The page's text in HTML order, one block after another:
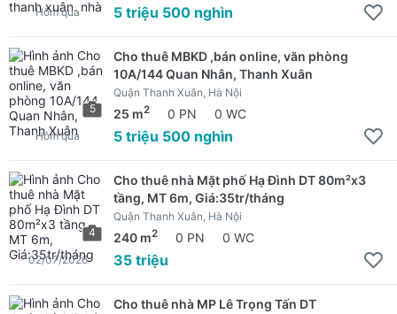
5 triệu 500 nghìn
Hôm qua
5
Cho thuê MBKD ,bán online, văn phòng
10A/144 Quan Nhân, Thanh Xuân
Quận Thanh Xuân, Hà Nội
25 m2 0 PN 0 WC
5 triệu 500 nghìn
Hôm qua
4
Cho thuê nhà Mặt phố Hạ Đình DT 80m²x3
tầng, MT 6m, Giá:35tr/tháng
Quận Thanh Xuân, Hà Nội
240 m2 0 PN 0 WC
35 triệu
02/07/2026
Cho thuê nhà MP Lê Trọng Tấn DT